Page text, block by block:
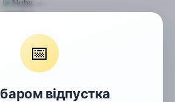
📅
відпустка
гудзики Гудзики чорні матові 12.5мм
матові 12.5мм